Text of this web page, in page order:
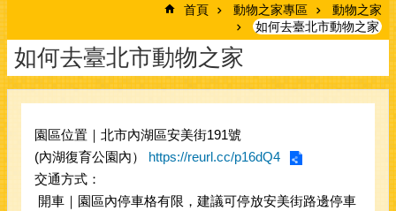
首頁 動物之家專區
動物之家
如何去臺北市動物之家
如何去臺北市動物之家
園區位置｜北市內湖區安美街191號
(內湖復育公園內）
https://reurl.cc/p16dQ4
交通方式：
開車｜園區內停車格有限，建議可停放安美街路邊停車